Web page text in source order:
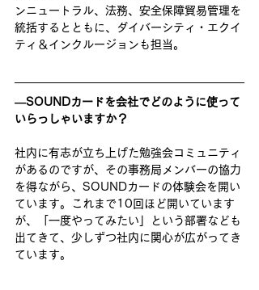
ンニュートラル、法務、安全保障貿易管理を
統括するとともに、ダイバーシティ・エクイ
ティ＆インクルージョンも担当。
―SOUNDカードを会社でどのように使って
いらっしゃいますか？
社内に有志が立ち上げた勉強会コミュニティ
があるのですが、その​事務局​メンバー​の協力
を得​​ながら、SOUNDカードの​体験会を開い
ています。これまで10回ほど開いています
が、「一度やってみたい」という部署なども
出てきて、少しずつ社内に関心が広がってき
ています。